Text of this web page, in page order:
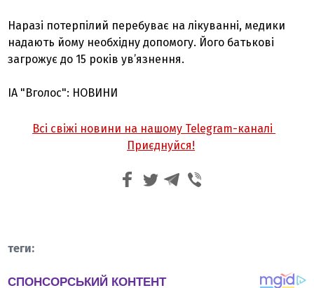
Наразі потерпілий перебуває на лікуванні, медики
надають йому необхідну допомогу. Його батькові
загрожує до 15 років ув’язнення.
ІА "Вголос": НОВИНИ
Всі свіжі новини на нашому Telegram-каналі
Приєднуйся!